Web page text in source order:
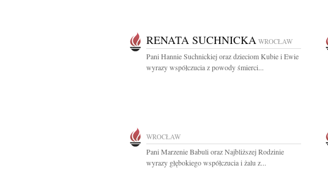
RENATA SUCHNICKA WROCŁAW
Pani Hannie Suchnickiej oraz dzieciom Kubie i Ewie
wyrazy współczucia z powody śmierci...
WROCŁAW
Pani Marzenie Babuli oraz Najbliższej Rodzinie
wyrazy głębokiego współczucia i żalu z...